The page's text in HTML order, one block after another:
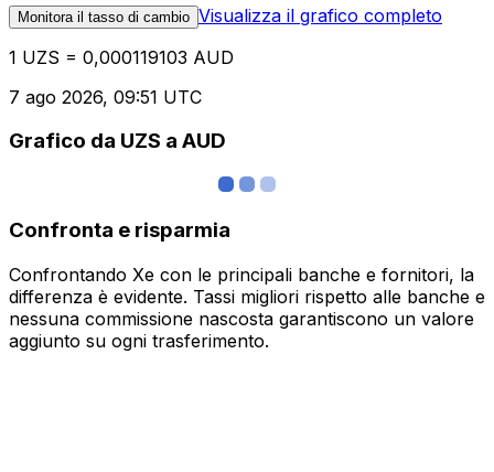
Monitora il tasso di cambio Visualizza il grafico completo
1 UZS = 0,000119103 AUD
7 ago 2026, 09:51 UTC
Grafico da UZS a AUD
Confronta e risparmia
Confrontando Xe con le principali banche e fornitori, la
differenza è evidente. Tassi migliori rispetto alle banche e
nessuna commissione nascosta garantiscono un valore
aggiunto su ogni trasferimento.